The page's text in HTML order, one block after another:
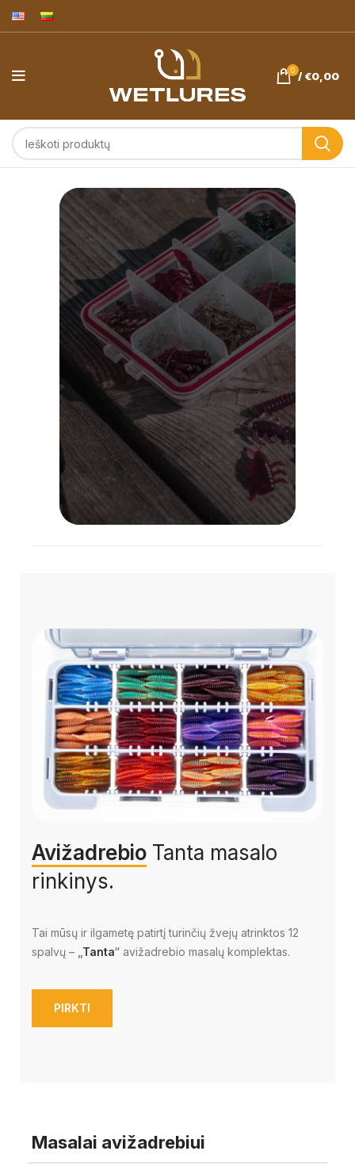
0 / €0,00
Avižadrebis ir
ešerių žvejyba.
Wetlures.eu
masalai -
pagaminta
Lietuvoje!
VISOS PREKĖS
APIE MUS
Avižadrebio Tanta masalo
rinkinys.
Tai mūsų ir ilgametę patirtį turinčių žvejų atrinktos 12
spalvų –
Tanta“ avižadrebio masalų komplektas.
PIRKTI
Masalai avižadrebiui